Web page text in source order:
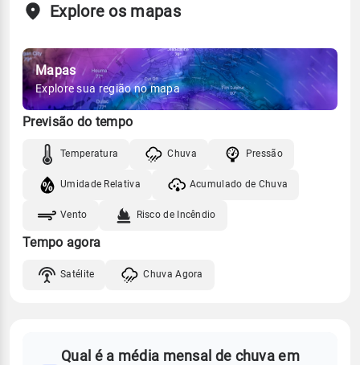
Explore os mapas
Mapas
Explore sua região no mapa
Previsão do tempo
Temperatura Chuva Pressão
Umidade Relativa Acumulado de Chuva
Vento Risco de Incêndio
Tempo agora
Satélite Chuva Agora
Qual é a média mensal de chuva em